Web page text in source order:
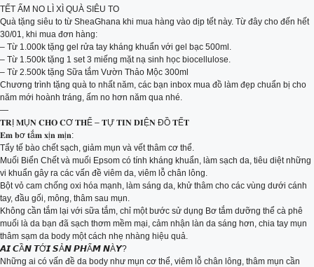
TẾT ẤM NO LÌ XÌ QUÀ SIÊU TO
Quà tặng siêu to từ SheaGhana khi mua hàng vào dịp tết này. Từ đây cho đến hết
30/01, khi mua đơn hàng:
– Từ 1.000k tặng gel rửa tay kháng khuẩn với gel bạc 500ml.
– Từ 1.500k tặng 1 set 3 miếng mặt nạ sinh học biocellulose.
– Từ 2.500k tặng Sữa tắm Vườn Thảo Mộc 300ml
Chương trình tặng quà to nhất năm, các bạn inbox mua đồ làm đẹp chuẩn bị cho
năm mới hoành tráng, ấm no hơn năm qua nhé.
—
𝐓𝐑Ị 𝐌Ụ𝐍 𝐂𝐇𝐎 𝐂Ơ 𝐓𝐇Ể – 𝐓Ự 𝐓𝐈𝐍 𝐃𝐈Ệ𝐍 ĐỒ 𝐓Ế𝐓
𝐄𝐦 𝐛ơ 𝐭ắ𝐦 𝐱ị𝐧 𝐦ị𝐧:
Tẩy tế bào chết sạch, giảm mụn và vết thâm cơ thể.
Muối Biển Chết và muối Epsom có tính kháng khuẩn, làm sạch da, tiêu diệt những
vi khuẩn gây ra các vấn đề viêm da, viêm lỗ chân lông.
Bột vỏ cam chống oxi hóa mạnh, làm sáng da, khử thâm cho các vùng dưới cánh
tay, đầu gối, mông, thâm sau mụn.
Không cần tắm lại với sữa tắm, chỉ một bước sử dụng Bơ tắm dưỡng thể cà phê
muối là da bạn đã sạch thơm mềm mại, cảm nhận làn da sáng hơn, chia tay mụn
thâm sạm da body một cách nhẹ nhàng hiệu quả.
𝘼𝙄 𝘾Ầ𝙉 𝙏Ớ𝙄 𝙎Ả𝙉 𝙋𝙃Ẩ𝙈 𝙉À𝙔?
Những ai có vấn đề da body như mụn cơ thể, viêm lỗ chân lông, thâm mụn cần